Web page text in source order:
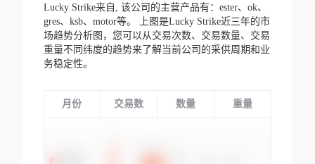
Lucky Strike来自, 该公司的主营产品有：ester、ok、
gres、ksb、motor等。
上图是Lucky Strike近三年的市
场趋势分析图，您可以从交易次数、交易数量、交易
重量不同纬度的趋势来了解当前公司的采供周期和业
务稳定性。
月份 交易数 数量 重量